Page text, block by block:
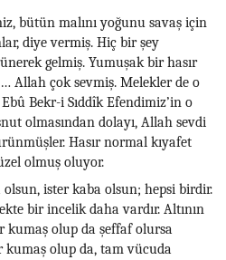
bütün malını yoğunu savaş için
diye vermiş. Hiç bir şey
gelmiş. Yumuşak bir hasır
Allah çok sevmiş. Melekler de o
Bekr-i Sıddîk Efendimiz’in o
olmasından dolayı, Allah sevdi
Hasır normal kıyafet
olmuş oluyor.
olsun, ister kaba olsun; hepsi birdir.
bir incelik daha vardır. Altının
kumaş olup da şeffaf olursa
kumaş olup da, tam vücuda